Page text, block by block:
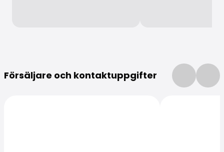
Försäljare och kontaktuppgifter